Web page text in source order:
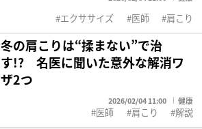
エクササイズ 医師 肩こり
冬の肩こりは“揉まない”で治
す!? 名医に聞いた意外な解消ワ
ザ2つ
2026/02/04 11:00 健康
医師 肩こり 解説